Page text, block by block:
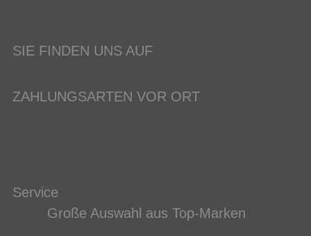
SIE FINDEN UNS AUF
ZAHLUNGSARTEN VOR ORT
Service
Große Auswahl aus Top-Marken